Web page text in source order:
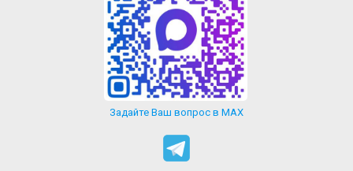
Задайте Ваш вопрос в MAX